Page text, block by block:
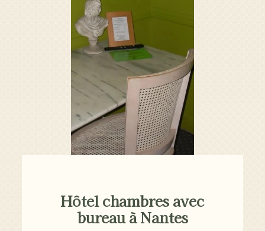
Hôtel chambres avec
bureau à Nantes